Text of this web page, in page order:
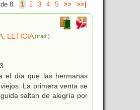
de 8. 1 2 3 4 5 >> >>|
LETICIA(trad.)
el día que las hermanas
La primera venta se
saltan de alegría por